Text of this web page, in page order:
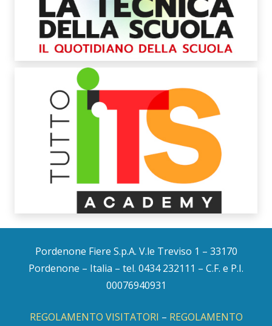
Pordenone Fiere S.p.A. V.le Treviso 1 – 33170
Pordenone – Italia – tel. 0434 232111 – C.F. e P.I.
00076940931
REGOLAMENTO VISITATORI – REGOLAMENTO